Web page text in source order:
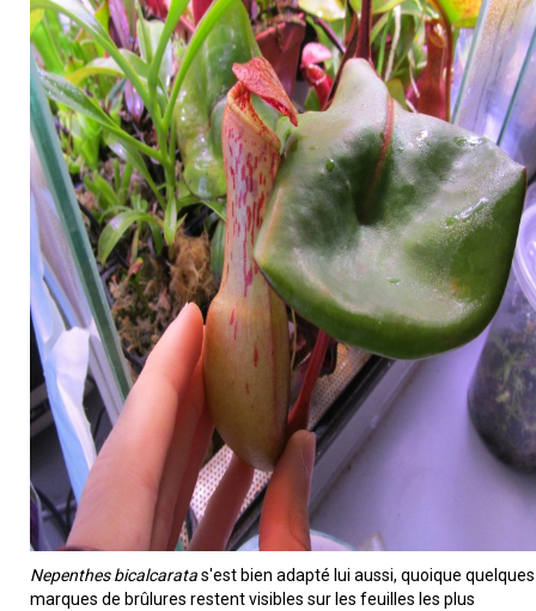
Nepenthes bicalcaratas'est bien adapté lui aussi, quoique quelques
marques de brûlures restent visibles sur les feuilles les plus